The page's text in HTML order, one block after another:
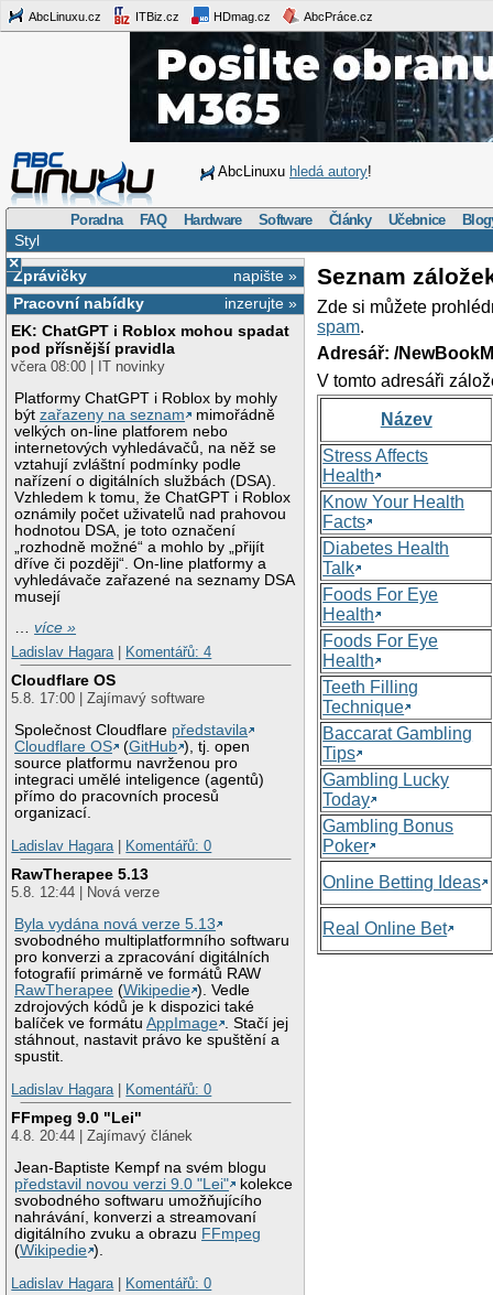
AbcLinuxu.cz ITBiz.cz HDmag.cz AbcPráce.cz
AbcLinuxu hledá autory!
Poradna FAQ Hardware Software Články Učebnice
Styl
×
napište »
Zprávičky
inzerujte »
Pracovní nabídky
EK: ChatGPT i Roblox mohou spadat
pod přísnější pravidla
včera 08:00 | IT novinky
Platformy ChatGPT i Roblox by mohly
býtzařazeny na seznam
mimořádně
velkých on-line platforem nebo
internetových vyhledávačů, na něž se
vztahují zvláštní podmínky podle
nařízení o digitálních službách (DSA).
Vzhledem k tomu, že ChatGPT i Roblox
oznámily počet uživatelů nad prahovou
hodnotou DSA, je toto označení
„rozhodně možné“ a mohlo by „přijít
dříve či později“. On-line platformy a
vyhledávače zařazené na seznamy DSA
musejí
…více »
Ladislav Hagara
Komentářů: 4
Cloudflare OS
5.8. 17:00 | Zajímavý software
Společnost Cloudflare představila
Cloudflare OS
(GitHub ), tj. open
source platformu navrženou pro
integraci umělé inteligence (agentů)
přímo do pracovních procesů
organizací.
Ladislav Hagara
Komentářů: 0
RawTherapee 5.13
5.8. 12:44 | Nová verze
Byla vydána nová verze 5.13
svobodného multiplatformního softwaru
pro konverzi a zpracování digitálních
fotografií primárně ve formátů RAW
RawTherapee (Wikipedie ). Vedle
zdrojových kódů je k dispozici také
balíček ve formátuAppImage . Stačí jej
stáhnout, nastavit právo ke spuštění a
spustit.
Ladislav Hagara
Komentářů: 0
FFmpeg 9.0 "Lei"
4.8. 20:44 | Zajímavý článek
Jean-Baptiste Kempf na svém blogu
představil novou verzi 9.0 "Lei"
kolekce
svobodného softwaru umožňujícího
nahrávání, konverzi a streamovaní
digitálního zvuku a obrazu FFmpeg
(Wikipedie ).
Ladislav Hagara
Komentářů: 0
Seznam
Zde si můžete
spam.
Adresář: /
V tomto adresáři
Název
Stress Affects
Health
Know Your Health
Facts
Diabetes Health
Talk
Foods For Eye
Health
Foods For Eye
Health
Teeth Filling
Technique
Baccarat Gambling
Tips
Gambling Lucky
Today
Gambling Bonus
Poker
Online Betting Ideas
Real Online Bet